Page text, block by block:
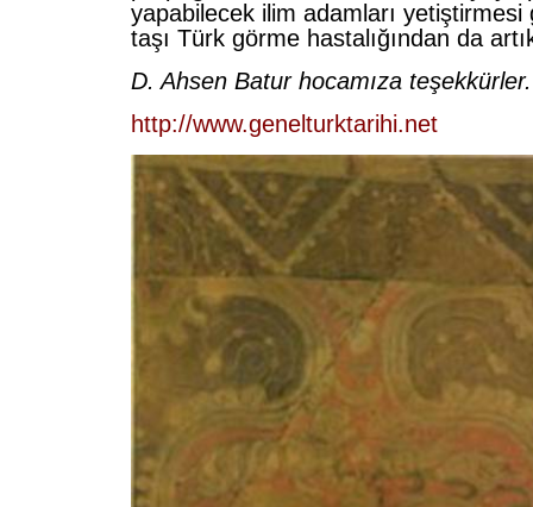
yapabilecek ilim adamları yetiştirmesi
taşı Türk görme hastalığından da
D. Ahsen Batur hocamıza teşekkürler.
http://www.genelturktarihi.net